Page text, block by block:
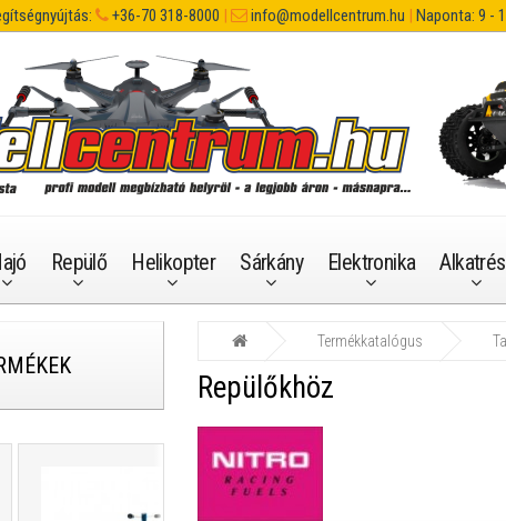
+36-70 318-8000 | info@modellcentrum.hu | Naponta: 9 -
Repülő Helikopter Sárkány Elektronika
Termékkatalógus
Repülőkhöz